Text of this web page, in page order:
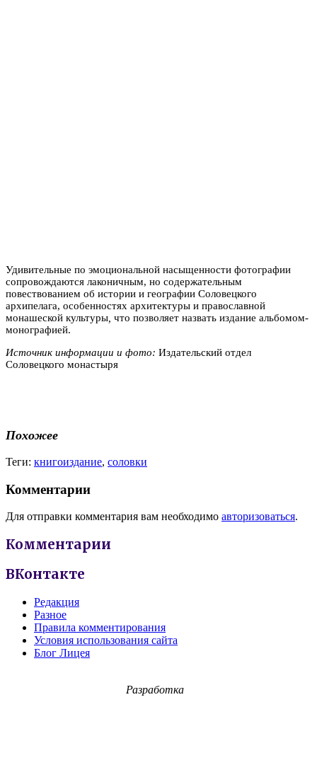
Удивительные по эмоциональной насыщенности фотографии
сопровождаются лаконичным, но содержательным
повествованием об истории и географии Соловецкого
архипелага, особенностях архитектуры и православной
монашеской культуры что позволяет назвать издание альбомом-
монографией.
Источник информации и фото: Издательский отдел
Соловецкого монастыря
Похожее
Теги: книгоиздание, соловки
Комментарии
Для отправки комментария вам необходимо авторизоваться.
Комментарии
ВКонтакте
Редакция
Разное
Правила комментирования
Условия использования сайта
Блог Лицея
Разработка